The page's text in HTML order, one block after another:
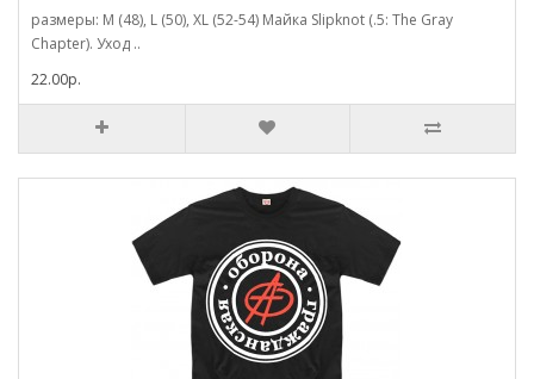
размеры: M (48), L (50), XL (52-54) Майка Slipknot (.5: The Gray
Chapter). Уход ..
22.00р.